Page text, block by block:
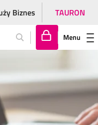
Biznes TAURON
lo
gu
j
Menu